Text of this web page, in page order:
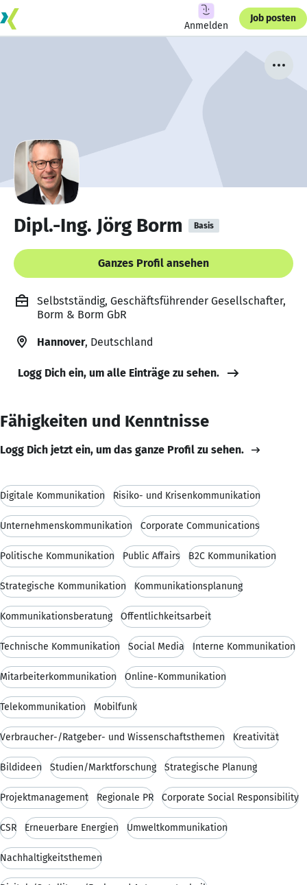
Anmelden
Job posten
Dipl.-Ing. Jörg Borm Basis
Ganzes Profil ansehen
Selbstständig, Geschäftsführender Gesellschafter,
Borm & Borm GbR
Hannover, Deutschland
Logg Dich ein, um alle Einträge zu sehen.
Fähigkeiten und Kenntnisse
Logg Dich jetzt ein, um das ganze Profil zu sehen.
Digitale Kommunikation Risiko- und Krisenkommunikation
Unternehmenskommunikation Corporate Communications
Politische Kommunikation Public Affairs B2C Kommunikation
Strategische Kommunikation Kommunikationsplanung
Kommunikationsberatung Öffentlichkeitsarbeit
Technische Kommunikation Social Media Interne Kommunikation
Mitarbeiterkommunikation Online-Kommunikation
Telekommunikation Mobilfunk
Verbraucher-/Ratgeber- und Wissenschaftsthemen Kreativität
Bildideen Studien/Marktforschung Strategische Planung
Projektmanagement Regionale PR Corporate Social Responsibility
CSR Erneuerbare Energien Umweltkommunikation
Nachhaltigkeitsthemen